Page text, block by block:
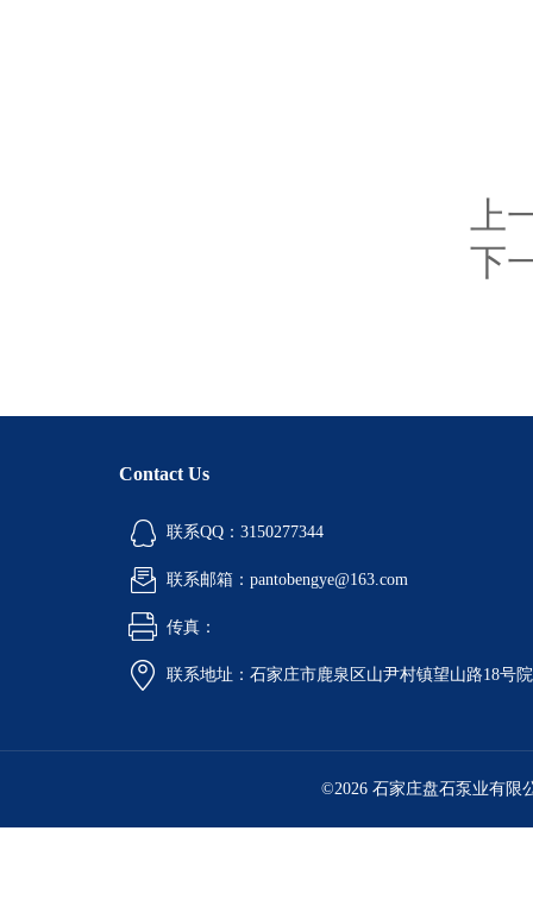
上
下
Contact Us
联系QQ：3150277344
联系邮箱：pantobengye@163.com
传真：
联系地址：石家庄市鹿泉区山尹村镇望山路18号
©2026 石家庄盘石泵业有限